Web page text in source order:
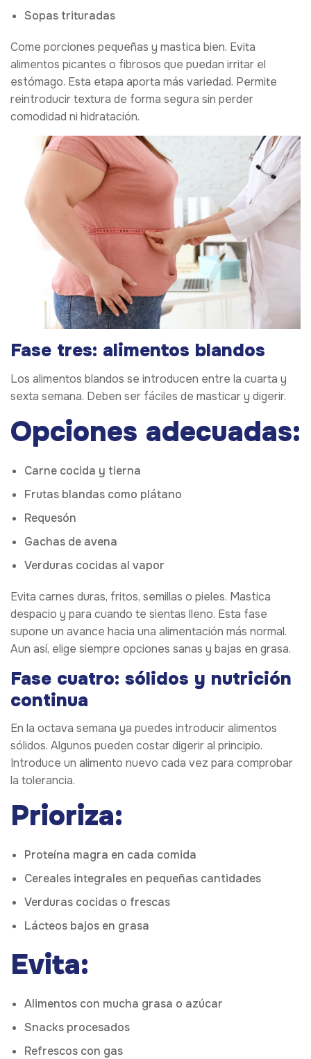
Sopas trituradas
Come porciones pequeñas y mastica bien. Evita
alimentos picantes o fibrosos que puedan irritar el
estómago. Esta etapa aporta más variedad. Permite
reintroducir textura de forma segura sin perder
comodidad ni hidratación.
Fase tres: alimentos blandos
Los alimentos blandos se introducen entre la cuarta y
sexta semana. Deben ser fáciles de masticar y digerir.
Opciones adecuadas:
Carne cocida y tierna
Frutas blandas como plátano
Requesón
Gachas de avena
Verduras cocidas al vapor
Evita carnes duras, fritos, semillas o pieles. Mastica
despacio y para cuando te sientas lleno. Esta fase
supone un avance hacia una alimentación más normal.
Aun así, elige siempre opciones sanas y bajas en grasa.
Fase cuatro: sólidos y nutrición
continua
En la octava semana ya puedes introducir alimentos
sólidos. Algunos pueden costar digerir al principio.
Introduce un alimento nuevo cada vez para comprobar
la tolerancia.
Prioriza:
Proteína magra en cada comida
Cereales integrales en pequeñas cantidades
Verduras cocidas o frescas
Lácteos bajos en grasa
Evita:
Alimentos con mucha grasa o azúcar
Snacks procesados
Refrescos con gas